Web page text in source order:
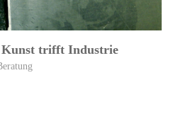
Kunst trifft Industrie